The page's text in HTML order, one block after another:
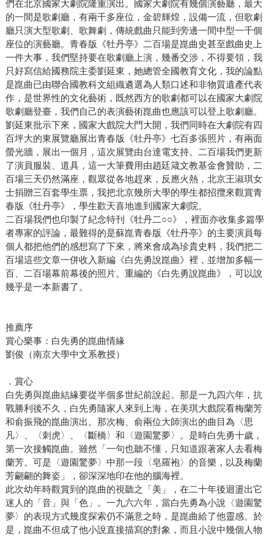
們在北京國家大劇院隆重演出。國家大劇院有幾個演藝廳，最大
的一間是歌劇廳，有兩千多座位，金碧輝煌，設備一流，但歌劇
廳只演大型歌劇、歌舞劇，傳統戲曲只能到旁邊一間中型一千個
座位的演藝廳。青春版《牡丹亭》二百場是崑曲史甚至戲曲史上
一件大事，我們堅持要在歌劇廳上演，幾番交涉，不得要領，我
只好寫信給國務院主委劉延東，她總管全國教育文化，我的論點
是崑曲已由聯合國教科文組織遴選為人類口述和非物質遺產代表
作，是世界性的文化藝術，既然西方的歌劇都可以在國家大劇院
歌劇廳登臺，我們自己的表演藝術崑曲也應該可以登上歌劇廳。
劉延東批示下來，國家大戲院大門大開，我們同時在大劇院有四
百坪大的東展覽廳展出青春版《牡丹亭》七百多張照片，有兩面
螢光牆，展出一個月，這次展覽由台達電支持。二百場我們更新
了演員服裝、道具，這一大筆費用由趙廷箴文教基金會贊助，二
百場三天仍然滿座，觀眾從各地趕來，反應火熱，北京王淑琪女
士捐贈三百套學生票，我把北京幾所大學的學生都招攬來觀賞青
春版《牡丹亭》，學生歡天喜地進到國家大劇院。
二百場我們也印製了紀念特刊《牡丹二○○》，裡面亦收集多篇學
者專家的評論，最難得的是蘇崑青春版《牡丹亭》的主要演員每
個人都把他們的感想寫了下來，將來會成為珍貴史料，我們把二
百場這些文章一併收入新編《白先勇說崑曲》裡，並增加多幅一
百、二百場幕前幕後的照片。重編的《白先勇說崑曲》，可以說
幾乎是一本新書了。
推薦序
賞心樂事：白先勇的崑曲情緣
劉俊（南京大學中文系教授）
．賞心
白先勇與崑曲結緣要從半個多世紀前說起。那是一九四六年，抗
戰勝利後不久，白先勇隨家人來到上海，在美琪大戲院看梅蘭芳
和俞振飛的崑曲演出。那次梅、俞兩位大師演出的曲目為〈思
凡〉、〈刺虎〉、〈斷橋〉和〈遊園驚夢〉。是時白先勇十歲，
第一次接觸崑曲。雖然「一句也聽不懂，只知道跟著家人去看梅
蘭芳。可是〈遊園驚夢〉中那一段〈皂羅袍〉的音樂，以及梅蘭
芳翩翩的舞姿」，卻深深地印在他的腦海裡。
此次幼年時觀賞到的崑曲的視聽之「美」，在二十年後迴盪出它
迷人的「音」與「色」。一九六六年，當白先勇為小說〈遊園驚
夢〉的表現方式幾度探索仍不滿意之時，是崑曲給了他靈感。於
是，崑曲不但成了他小說直接描寫的對象，而且小說中幾個人物